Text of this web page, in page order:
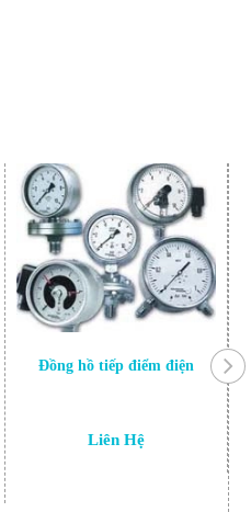
Đồng hồ tiếp điểm điện
Liên Hệ